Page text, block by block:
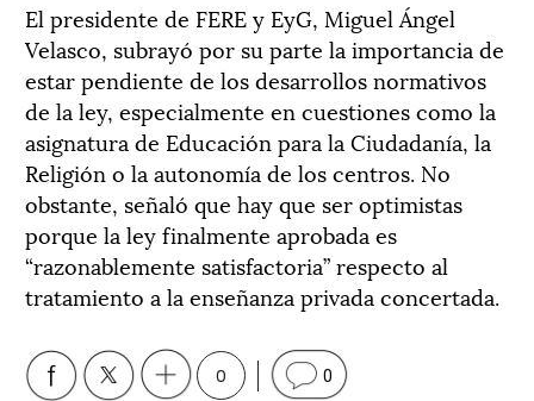
El presidente de FERE y EyG, Miguel Ángel
Velasco, subrayó por su parte la importancia de
estar pendiente de los desarrollos normativos
de la ley, especialmente en cuestiones como la
asignatura de Educación para la Ciudadanía, la
Religión o la autonomía de los centros. No
obstante, señaló que hay que ser optimistas
porque la ley finalmente aprobada es
“razonablemente satisfactoria” respecto al
tratamiento a la enseñanza privada concertada.
0 0